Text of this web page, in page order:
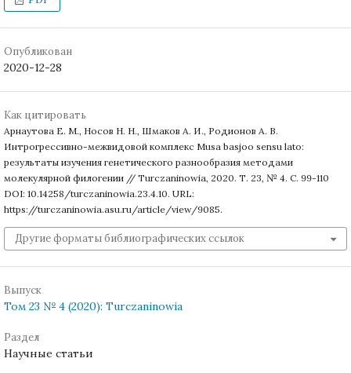
Опубликован
2020-12-28
Как цитировать
Арнаутова Е. М., Носов Н. Н., Шмаков А. И., Родионов А. В.
Интрогрессивно-межвидовой комплекс Musa basjoo sensu lato:
результаты изучения генетического разнообразия методами
молекулярной филогении // Turczaninowia, 2020. Т. 23, № 4. С. 99-110
DOI: 10.14258/turczaninowia.23.4.10. URL:
https://turczaninowia.asu.ru/article/view/9085.
Другие форматы библиографических ссылок
Выпуск
Том 23 № 4 (2020): Turczaninowia
Раздел
Научные статьи